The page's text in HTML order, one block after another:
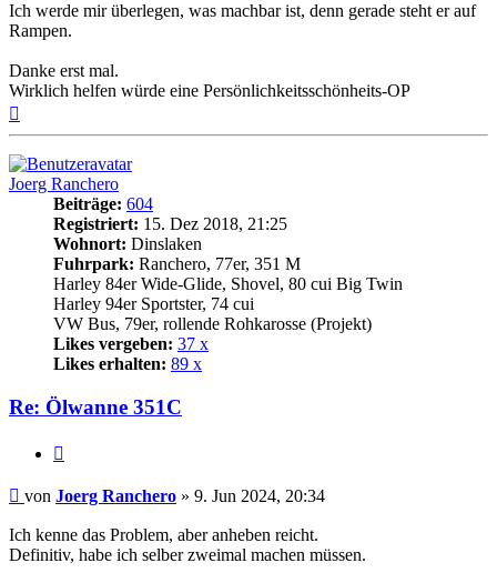
Ich werde mir überlegen, was machbar ist, denn gerade steht er auf
Rampen.
Danke erst mal.
Wirklich helfen würde eine Persönlichkeitsschönheits-OP
oben
Joerg Ranchero
Beiträge: 604
Registriert: 15. Dez 2018, 21:25
Wohnort: Dinslaken
Fuhrpark: Ranchero, 77er, 351 M
Harley 84er Wide-Glide, Shovel, 80 cui Big Twin
Harley 94er Sportster, 74 cui
VW Bus, 79er, rollende Rohkarosse (Projekt)
Likes vergeben: 37 x
Likes erhalten: 89 x
Re: Ölwanne 351C
Beitrag
von Joerg Ranchero » 9. Jun 2024, 20:34
Ich kenne das Problem, aber anheben reicht.
Definitiv, habe ich selber zweimal machen müssen.